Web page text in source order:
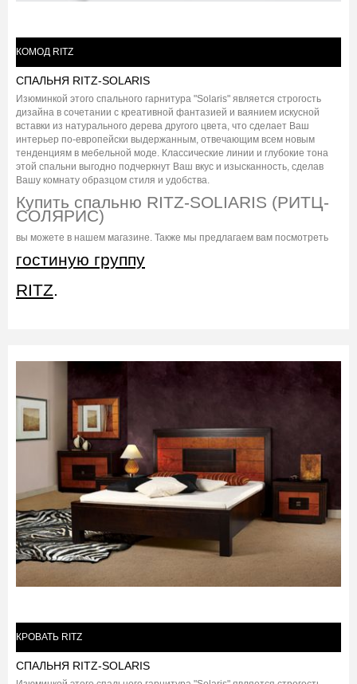
КОМОД RITZ
СПАЛЬНЯ RITZ-SOLARIS
Изюминкой этого спального гарнитура "Solaris" является строгость
дизайна в сочетании с креативной фантазией и ваянием искусной
вставки из натурального дерева другого цвета, что сделает Ваш
интерьер по-европейски выдержанным, отвечающим всем новым
тенденциям в мебельной моде. Классические линии и глубокие тона
этой спальни выгодно подчеркнут Ваш вкус и изысканность, сделав
Вашу комнату образцом стиля и удобства.
Купить спальню RITZ-SOLIARIS (РИТЦ-
СОЛЯРИС)
вы можете в нашем магазине. Также мы предлагаем вам посмотреть
гостиную группу
RITZ.
КРОВАТЬ RITZ
СПАЛЬНЯ RITZ-SOLARIS